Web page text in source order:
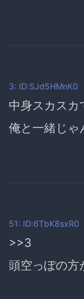
3: ID:SJd5HMnK0
中身スカスカ
俺と一緒じゃ
51: ID:6TbK8sxR0
>>3
頭空っぽの方